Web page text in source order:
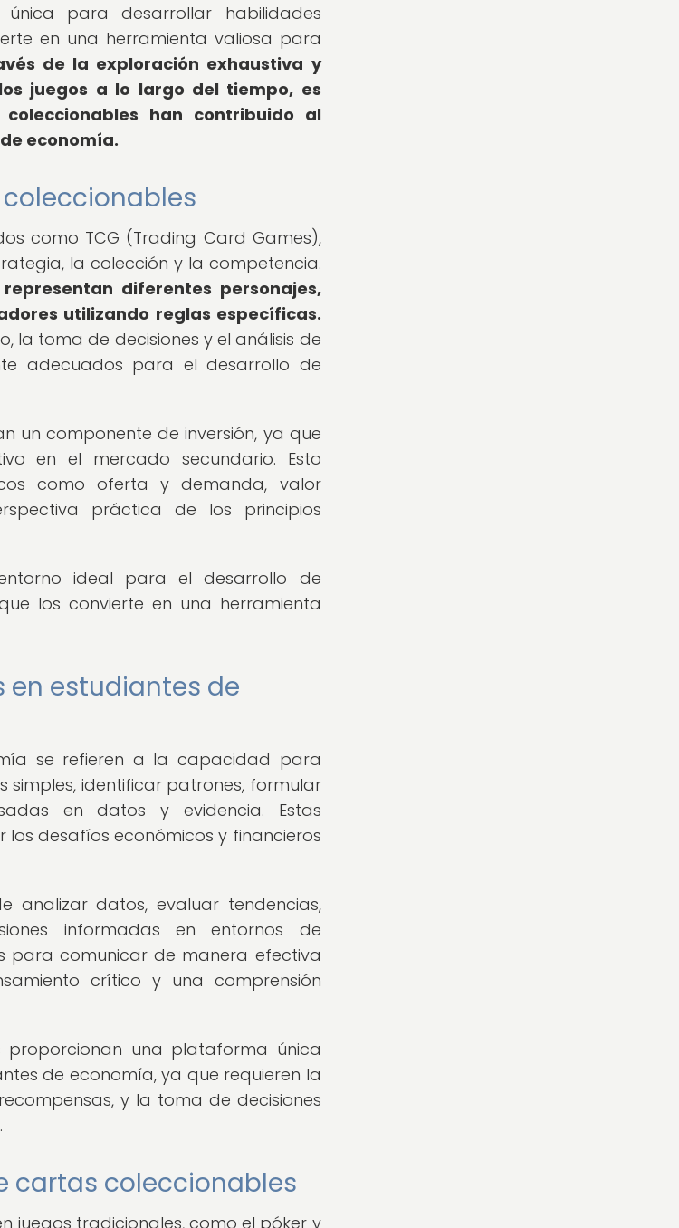
para desarrollar habilidades
en una herramienta valiosa para
de la exploración exhaustiva y
juegos a lo largo del tiempo, es
han contribuido al
economía.
como TCG (Trading Card Games),
la colección y la competencia.
diferentes personajes,
utilizando reglas específicas.
la toma de decisiones y el análisis de
adecuados para el desarrollo de
un componente de inversión, ya que
en el mercado secundario. Esto
como oferta y demanda, valor
práctica de los principios
ideal para el desarrollo de
los convierte en una herramienta
estudiantes de
se refieren a la capacidad para
identificar patrones, formular
en datos y evidencia. Estas
desafíos económicos y financieros
analizar datos, evaluar tendencias,
informadas en entornos de
para comunicar de manera efectiva
crítico y una comprensión
proporcionan una plataforma única
de economía, ya que requieren la
y la toma de decisiones
cartas coleccionables
juegos tradicionales, como el póker y